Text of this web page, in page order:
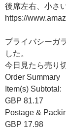
後席左右、小さ
https://
プライバシーガ
した。
今日見たら売り
Order Summary
Item(s) Subtotal:
GBP 81.17
Postage &
GBP 17.98